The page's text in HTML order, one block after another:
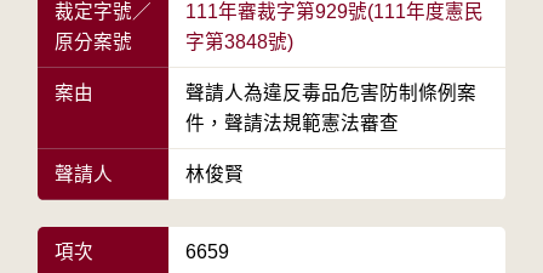
裁定字號／
原分案號
111年審裁字第929號(111年度憲民
字第3848號)
案由
聲請人為違反毒品危害防制條例案
件，聲請法規範憲法審查
聲請人 林俊賢
項次 6659